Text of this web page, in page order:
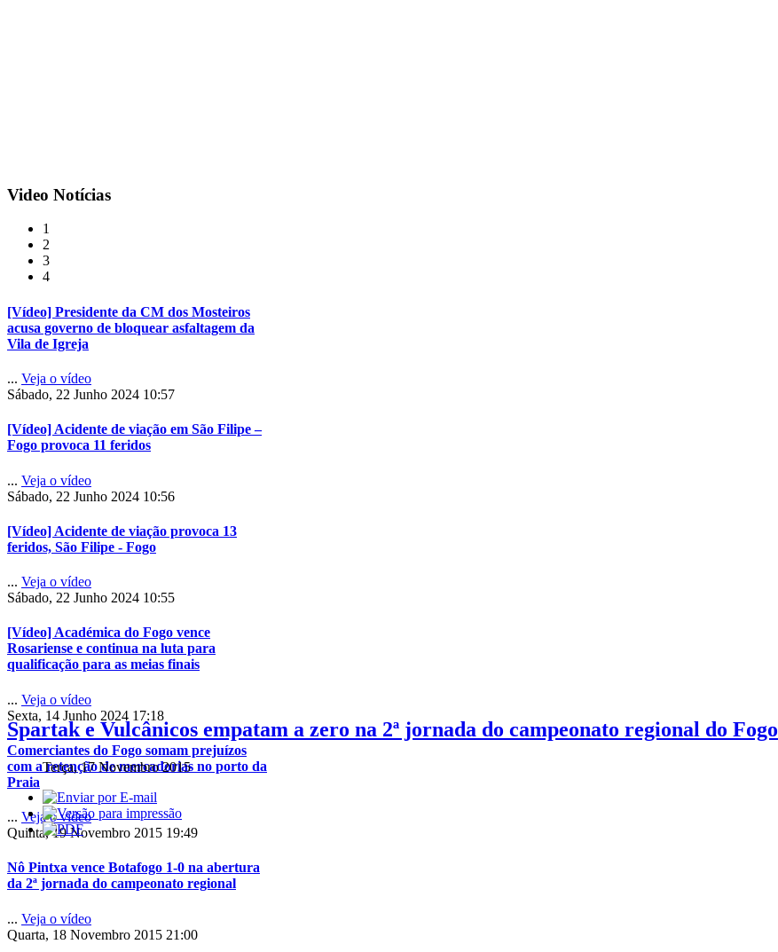
Video Notícias
1
2
3
4
[Vídeo] Presidente da CM dos Mosteiros
acusa governo de bloquear asfaltagem da
Vila de Igreja
... Veja o vídeo
Sábado, 22 Junho 2024 10:57
[Vídeo] Acidente de viação em São Filipe –
Fogo provoca 11 feridos
... Veja o vídeo
Sábado, 22 Junho 2024 10:56
[Vídeo] Acidente de viação provoca 13
feridos, São Filipe - Fogo
... Veja o vídeo
Sábado, 22 Junho 2024 10:55
[Vídeo] Académica do Fogo vence
Rosariense e continua na luta para
qualificação para as meias finais
... Veja o vídeo
Sexta, 14 Junho 2024 17:18
Comerciantes do Fogo somam prejuízos
com a retenção de mercadorias no porto da
Praia
... Veja o vídeo
Quinta, 19 Novembro 2015 19:49
Nô Pintxa vence Botafogo 1-0 na abertura
da 2ª jornada do campeonato regional
... Veja o vídeo
Quarta, 18 Novembro 2015 21:00
Spartak e Vulcânicos empatam a zero na 2ª jornada do campeonato regional do Fogo
Terça, 17 Novembro 2015